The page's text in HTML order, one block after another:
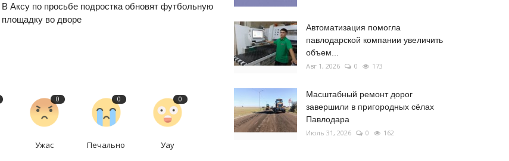
В Аксу по просьбе подростка обновят футбольную
площадку во дворе
0
Ужас
0
Печально
0
Уау
Автоматизация помогла
павлодарской компании увеличить
объем...
Авг 1, 2026 0 173
Масштабный ремонт дорог
завершили в пригородных сёлах
Павлодара
Июль 31, 2026 0 162